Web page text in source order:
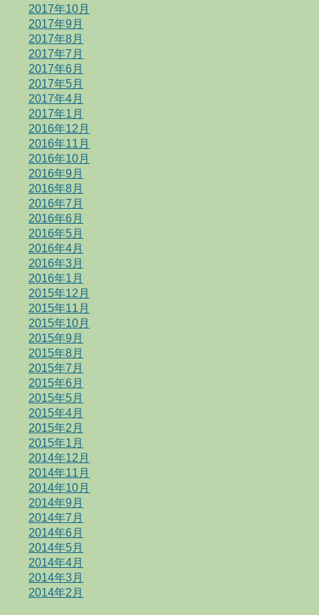
2017年10月
2017年9月
2017年8月
2017年7月
2017年6月
2017年5月
2017年4月
2017年1月
2016年12月
2016年11月
2016年10月
2016年9月
2016年8月
2016年7月
2016年6月
2016年5月
2016年4月
2016年3月
2016年1月
2015年12月
2015年11月
2015年10月
2015年9月
2015年8月
2015年7月
2015年6月
2015年5月
2015年4月
2015年2月
2015年1月
2014年12月
2014年11月
2014年10月
2014年9月
2014年7月
2014年6月
2014年5月
2014年4月
2014年3月
2014年2月